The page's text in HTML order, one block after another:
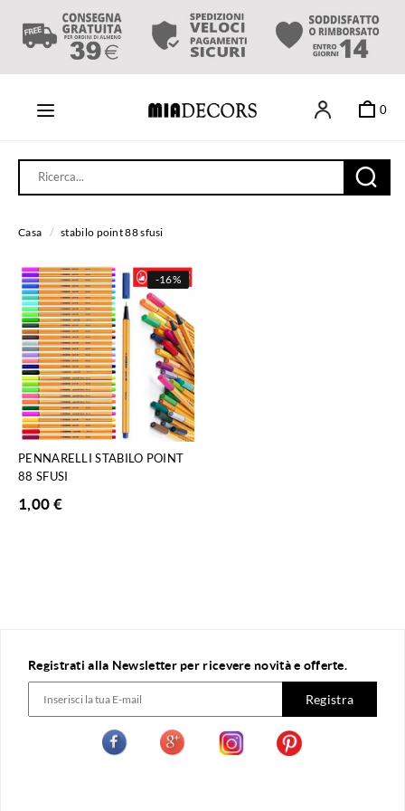
0
Casa / stabilo point 88 sfusi
-16%
PENNARELLI STABILO POINT
88 SFUSI
1,00€
Registrati alla Newsletter per ricevere novità e offerte.
Registra